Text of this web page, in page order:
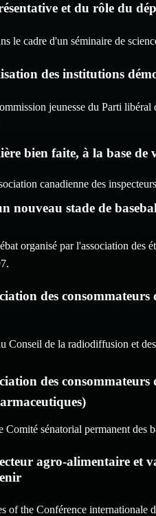
et du rôle du
le cadre d'un séminaire de
des institutions
jeunesse du Parti
bien faite, à la base de
canadienne des
nouveau stade de
organisé par l'association des
des
Conseil de la radiodiffusion et
des
Comité sénatorial permanent des
agro-alimentaire et
of the Conférence internationale